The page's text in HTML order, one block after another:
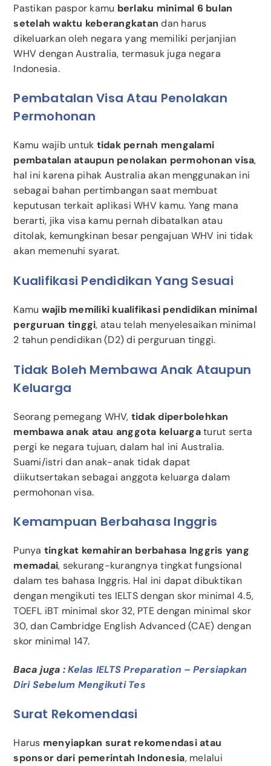
Pastikan paspor kamu berlaku minimal 6 bulan
setelah waktu keberangkatan dan harus
dikeluarkan oleh negara yang memiliki perjanjian
WHV dengan Australia, termasuk juga negara
Indonesia.
Pembatalan Visa Atau Penolakan
Permohonan
Kamu wajib untuk tidak pernah mengalami
pembatalan ataupun penolakan permohonan visa,
hal ini karena pihak Australia akan menggunakan ini
sebagai bahan pertimbangan saat membuat
keputusan terkait aplikasi WHV kamu. Yang mana
berarti, jika visa kamu pernah dibatalkan atau
ditolak, kemungkinan besar pengajuan WHV ini tidak
akan memenuhi syarat.
Kualifikasi Pendidikan Yang Sesuai
Kamu wajib memiliki kualifikasi pendidikan minimal
perguruan tinggi, atau telah menyelesaikan minimal
2 tahun pendidikan (D2) di perguruan tinggi.
Tidak Boleh Membawa Anak Ataupun
Keluarga
Seorang pemegang WHV, tidak diperbolehkan
membawa anak atau anggota keluargaturut serta
pergi ke negara tujuan, dalam hal ini Australia.
Suami/istri dan anak-anak tidak dapat
diikutsertakan sebagai anggota keluarga dalam
permohonan visa.
Kemampuan Berbahasa Inggris
Punya tingkat kemahiran berbahasa Inggris yang
memadai, sekurang-kurangnya tingkat fungsional
dalam tes bahasa Inggris. Hal ini dapat dibuktikan
dengan mengikuti tes IELTS dengan skor minimal 4.5,
TOEFL iBT minimal skor 32, PTE dengan minimal skor
30, dan Cambridge English Advanced (CAE) dengan
skor minimal 147.
Baca juga :Kelas IELTS Preparation – Persiapkan
Diri Sebelum Mengikuti Tes
Surat Rekomendasi
Harus menyiapkan surat rekomendasi atau
sponsor dari pemerintah Indonesia, melalui